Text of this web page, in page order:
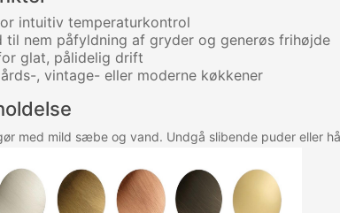
intuitiv temperaturkontrol
nem påfyldning af gryder og generøs frihøjde
glat, pålidelig drift
, vintage- eller moderne køkkener
med mild sæbe og vand. Undgå slibende puder eller